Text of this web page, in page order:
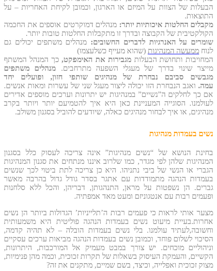
הבעלות של הצוות על המיזם או הארגון, וכמובן לקיחת האחריות – על
התוצאות.
מקבלים החלטות איכותיות יותר: מנהלים דמוקרטים אוספים את החכמה
הקולקטיבית של הקבוצה ובדרך זו מתקבלות החלטות טובות יותר.
שומרים על האנרגיות לדברים החשובים: מנהלים משתפים יכולים גם
לנוח ממעשה המנהיגות (שהוא מעייף כשלעצמו)
המחויבות ותחושת הבעלותמגבירות את האימפקט,כך המנהל המשתף
מייצר שינוי בדרך של מעגלי השפעה מתרחבים. מנהלים
משתפים
מגבשים סביבם נבחרת של מנהיגים שותפי חזון, ופועלים יחד
עמה. ואגב הנבחרת הזו יכולה ליצור מעגל שני של עשרות ומאות אנשים.
אם כך לחלקים ה”נשיים” במנהיגות יש יתרונות וערכים מוספים אדירים
לעולמנו. הסוגייה המעניינת כאן היא איך להטמיעם יותר ויותר בקרב
מנהיגים, או איך לבחור מנהיגים כאלה, שיודעים להוביל בסגנון משולב.
נשים בעמדות מנהיגות
בחינת הנושא של “נשים מנהיגות” אינה צריכה לעסוק כלל בסגנון
המנהיגות שלהן לפי מגדר, כמו שלרוב איננו מנתחים את סגנון המנהיגות
הגברי או הנשי של ביבי נתניהו. היא כן צריכה לתת ביטוי לכך שנשים
בעמדות הנהגה מתמודדות עם אתגר בסדר גודל גדול בהרבה מאשר
גברים. הן נשפטות על מראן, התנהגותן, דבריהן, והכל ללא סלחנות
ופעמים רבות עם אנטגוניזם ומעט מאד אמפתיה.
מצער אותי לראות כי פעמים רבות ה’תלייניות’ הגדולות ביותר הן נשים
אחרות.בעיית מיעוט נשים בעמדות הנהגה פוליטית היא משמעותית
וחשובה,לעתיד עולמנו. בלי נשים בעמדות הובלה – לא תהיה קדמה,
הסיכוי לשלום פוחד, וכמובן נשים בעמדות הנהגה מביאות ערכים עסקיים
וניהוליים מוכחים. יש צורך במבט מעמיק אל המורכבות, היתרונות,
הקשיים, והעמקת העיסוק בשאלות של תקרות זכוכית, וכמה מהן פנימיות,
מצוק זכוכית ואפלייה, וכיצד, בשם שמיים, מתקנים את זה?